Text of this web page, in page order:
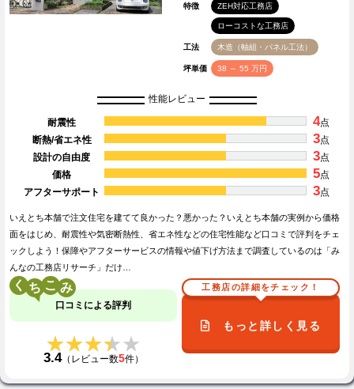
特徴 ZEH対応工務店
ローコストな工務店
工法 木造（軸組・パネル工法）
坪単価 38 ～ 55 万円
性能レビュー
耐震性 4点
断熱/省エネ性
3点
設計の自由度
3点
価格
5点
アフターサポート
3点
いえとち本舗で注文住宅を建てて良かった？悪かった？いえとち本舗の実例から価格
面をはじめ、耐震性や気密断熱性、省エネ性などの住宅性能など口コミで評判をチェ
ックしよう！保障やアフターサービスの情報や値下げ方法まで調査しているのは「み
んなの工務店リサーチ」だけ…
く こ
口コミによる評判
★★★★★
★★★★★
3.4（レビュー数5件）
工務店の詳細をチェック！
もっと詳しく見る